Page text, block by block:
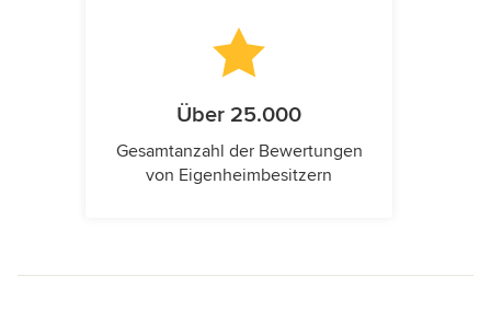
Über 25.000
Gesamtanzahl der Bewertungen
von Eigenheimbesitzern